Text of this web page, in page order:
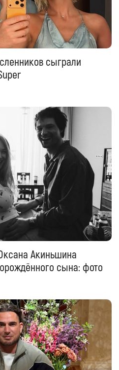
сыграли
Акиньшина
сына: фото